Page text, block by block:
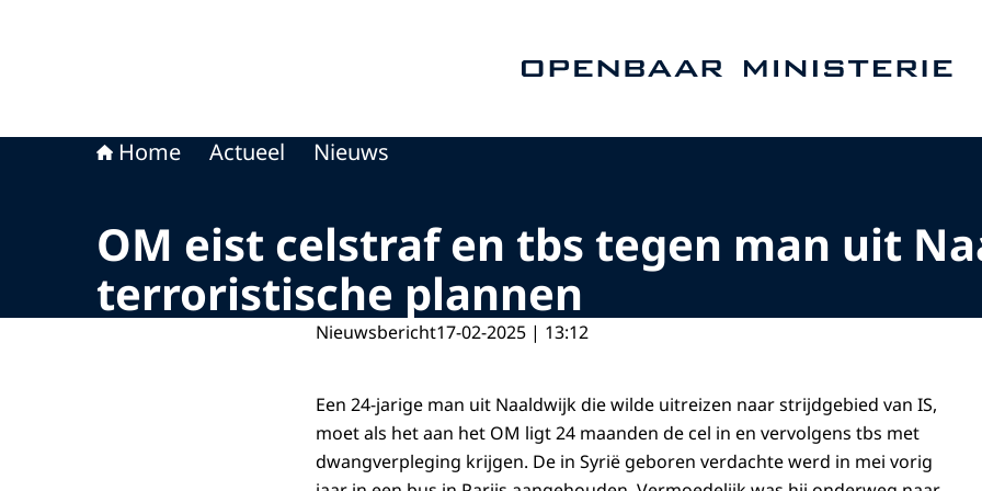
Home Actueel Nieuws
OM eist celstraf en tbs tegen man uit
terroristische plannen
Nieuwsbericht17-02-2025 | 13:12
Een 24-jarige man uit Naaldwijk die wilde uitreizen naar strijdgebied van IS,
moet als het aan het OM ligt 24 maanden de cel in en vervolgens tbs met
dwangverpleging krijgen. De in Syrië geboren verdachte werd in mei vorig